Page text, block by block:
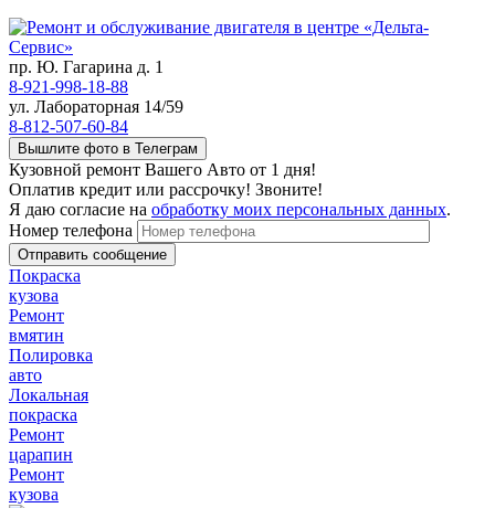
пр. Ю. Гагарина д. 1
8-921-998-18-88
ул. Лабораторная 14/59
8-812-507-60-84
Вышлите фото в Телеграм
Кузовной ремонт Вашего Авто от 1 дня!
Оплатив кредит или рассрочку! Звоните!
Я даю согласие на обработку моих персональных данных.
Номер телефона
Покраска
кузова
Ремонт
вмятин
Полировка
авто
Локальная
покраска
Ремонт
царапин
Ремонт
кузова